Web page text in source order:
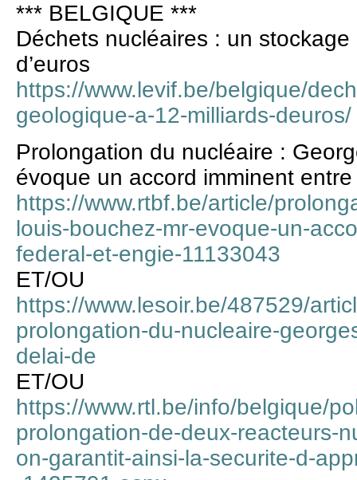
*** BELGIQUE ***
Déchets nucléaires : un
d’euros
https://www.levif.be/belgique/
geologique-a-12-milliards-deuros/
Prolongation du nucléaire :
évoque un accord imminent
https://www.rtbf.be/article/
louis-bouchez-mr-evoque-un-
federal-et-engie-11133043
ET/OU
https://www.lesoir.be/487529/
prolongation-du-nucleaire-
delai-de
ET/OU
https://www.rtl.be/info/belgique/
prolongation-de-deux-reacteurs-
on-garantit-ainsi-la-securite-d-